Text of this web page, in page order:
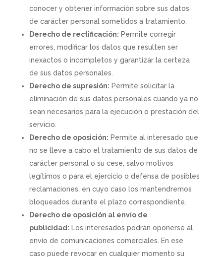
conocer y obtener información sobre sus datos
de carácter personal sometidos a tratamiento.
Derecho de rectificación: Permite corregir
errores, modificar los datos que resulten ser
inexactos o incompletos y garantizar la certeza
de sus datos personales.
Derecho de supresión: Permite solicitar la
eliminación de sus datos personales cuando ya no
sean necesarios para la ejecución o prestación del
servicio.
Derecho de oposición: Permite al interesado que
no se lleve a cabo el tratamiento de sus datos de
carácter personal o su cese, salvo motivos
legítimos o para el ejercicio o defensa de posibles
reclamaciones, en cuyo caso los mantendremos
bloqueados durante el plazo correspondiente.
Derecho de oposición al envío de
publicidad: Los interesados podrán oponerse al
envío de comunicaciones comerciales. En ese
caso puede revocar en cualquier momento su